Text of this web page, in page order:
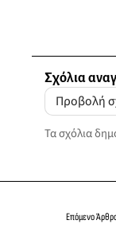
Σχόλια
Προβολή
Τα σχόλια
Επόμενο